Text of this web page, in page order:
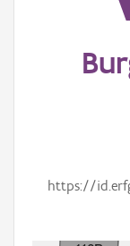
Erfgoedobject
Themahttps://